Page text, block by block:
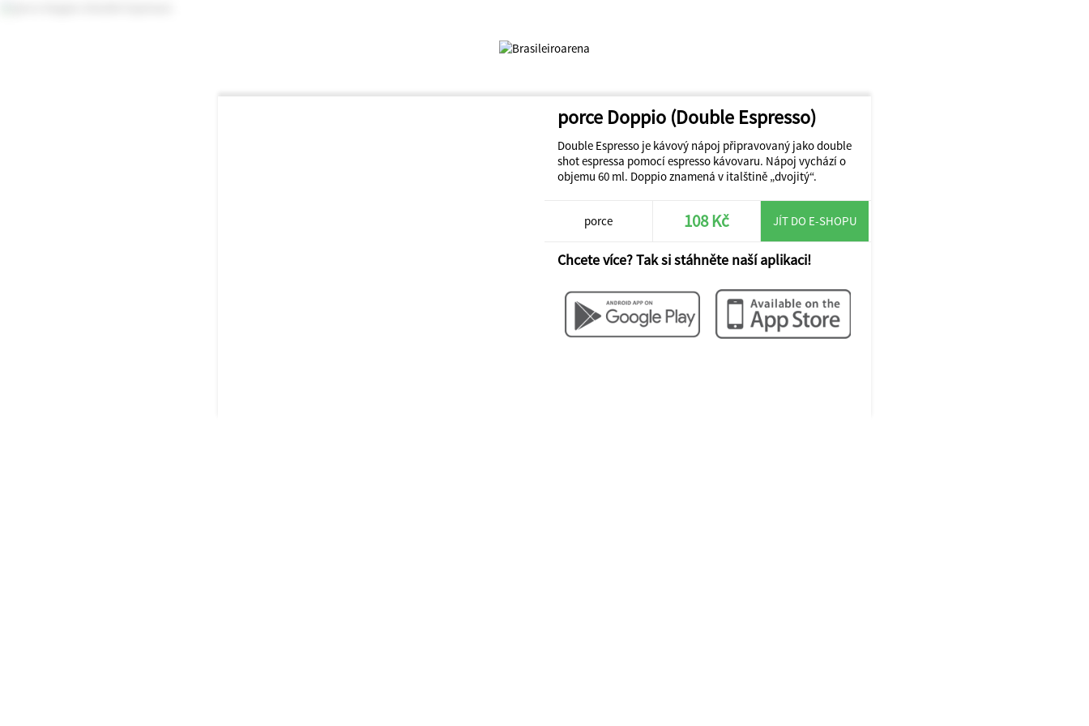
porce Doppio (Double Espresso)
Double Espresso je kávový nápoj připravovaný jako double
shot espressa pomocí espresso kávovaru. Nápoj vychází o
objemu 60 ml. Doppio znamená v italštině „dvojitý“.
porce 108 Kč JÍT DO E-SHOPU
Chcete více? Tak si stáhněte naší aplikaci!